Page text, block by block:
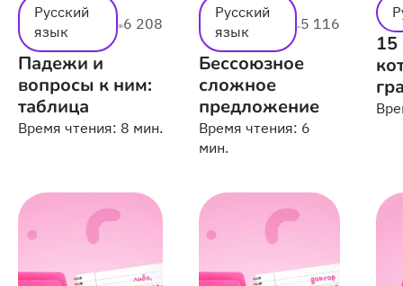
Русский
язык
6 208
Падежи и
вопросы к ним:
таблица
Время чтения: 8 мин.
Русский
язык
5 116
Бессоюзное
сложное
предложение
Время чтения: 6
мин.